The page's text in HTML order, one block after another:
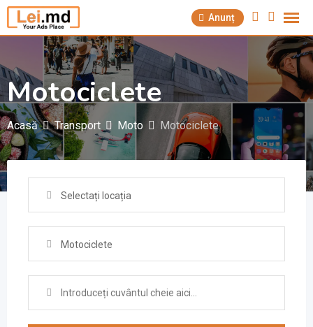
Săriți
la
Anunț
Motociclete
Acasă Transport Моtо Motociclete
Selectați locația
Motociclete